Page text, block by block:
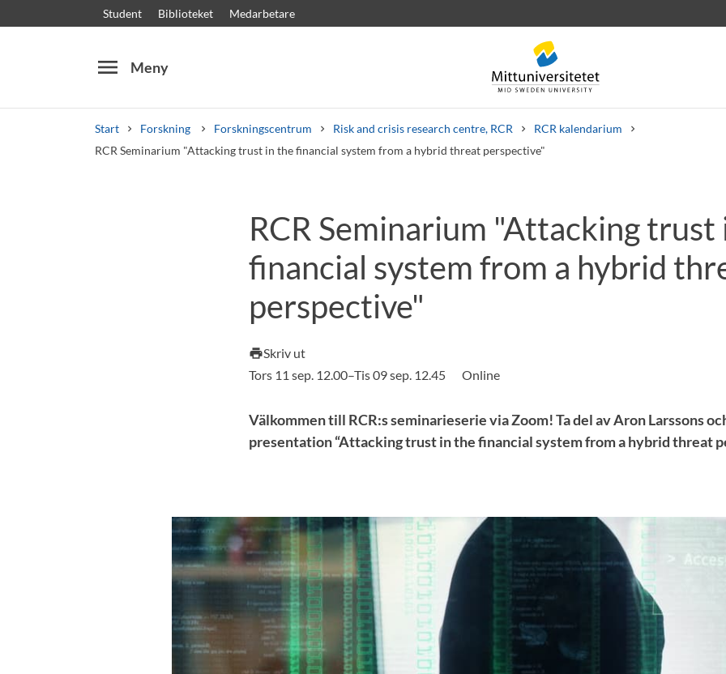
Student Biblioteket Medarbetare
menu Meny
Start Forskning Forskningscentrum Risk and crisis research centre, RCR
RCR kalendarium
RCR Seminarium "Attacking trust in the financial system from a hybrid threat perspective"
Kursplaner Välkomstbrev Personal Lediga jobb
RCR Seminarium "Attacking trust
financial system from a hybrid
perspective"
printSkriv ut
Tors 11 sep. 12.00–Tis 09 sep. 12.45
Online
Välkommen till RCR:s seminarieserie via Zoom! Ta del av Aron Larssons
presentation “Attacking trust in the financial system from a hybrid threat